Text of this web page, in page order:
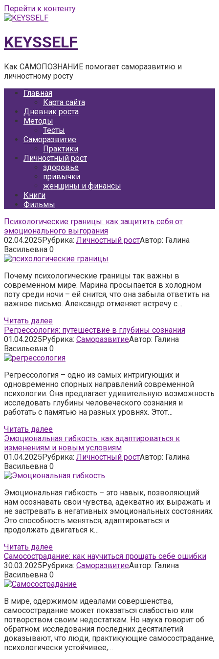
Перейти к контенту
KEYSSELF
Как САМОПОЗНАНИЕ помогает саморазвитию и
личностному росту
Главная
Карта сайта
Дневник роста
Методы
Тесты
Саморазвитие
Практики
Личностный рост
здоровье
привычки
женщины и финансы
Книги
Фильмы
Психологические границы: как защитить себя от
эмоционального выгорания
02.04.2025Рубрика: Личностный ростАвтор: Галина
Васильевна 0
Почему психологические границы так важны в
современном мире. Марина просыпается в холодном
поту среди ночи – ей снится, что она забыла ответить на
важное письмо. Александр отменяет встречу с…
Читать далее
Регрессология: путешествие в глубины сознания
01.04.2025Рубрика: СаморазвитиеАвтор: Галина
Васильевна 0
Регрессология – одно из самых интригующих и
одновременно спорных направлений современной
психологии. Она предлагает удивительную возможность
исследовать глубины человеческого сознания и
работать с памятью на разных уровнях. Этот…
Читать далее
Эмоциональная гибкость: как адаптироваться к
изменениям и новым условиям
01.04.2025Рубрика: Личностный ростАвтор: Галина
Васильевна 0
Эмоциональная гибкость – это навык, позволяющий
нам осознавать свои чувства, адекватно их выражать и
не застревать в негативных эмоциональных состояниях.
Это способность меняться, адаптироваться и
продолжать двигаться к…
Читать далее
Самосострадание: как научиться прощать себе ошибки
30.03.2025Рубрика: СаморазвитиеАвтор: Галина
Васильевна 0
В мире, одержимом идеалами совершенства,
самосострадание может показаться слабостью или
потворством своим недостаткам. Но наука говорит об
обратном: исследования последних десятилетий
доказывают, что люди, практикующие самосострадание,
психологически устойчивее,…